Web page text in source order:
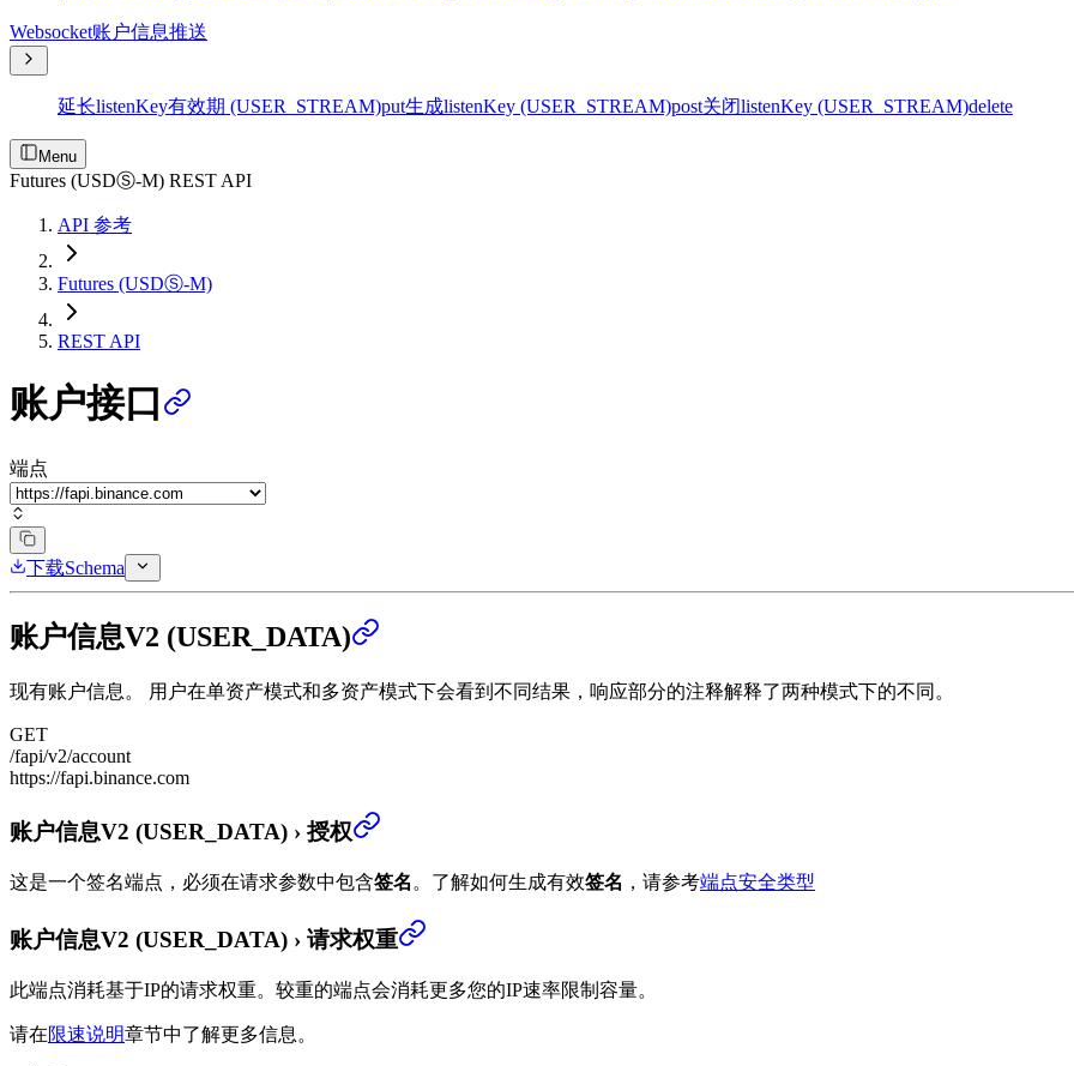
Websocket账户信息推送
延长listenKey有效期 (USER_STREAM)put生成listenKey (USER_STREAM)post关闭listenKey (USER_STREAM)delete
Menu
Futures (USDⓈ-M) REST API
API 参考
Futures (USDⓈ-M)
REST API
账户接口
端点
下载Schema
账户信息V2 (USER_DATA)
现有账户信息。 用户在单资产模式和多资产模式下会看到不同结果，响应部分的注释解释了两种模式下的不同。
GET
/fapi/v2/account
https://fapi.binance.com
账户信息V2 (USER_DATA) › 授权
这是一个签名端点，必须在请求参数中包含签名 。 了解如何生成有效签名 ，请参考端点安全类型
账户信息V2 (USER_DATA) › 请求权重
此端点消耗基于IP的请求权重。较重的端点会消耗更多您的IP速率限制容量。
请在限速说明章节中了解更多信息。